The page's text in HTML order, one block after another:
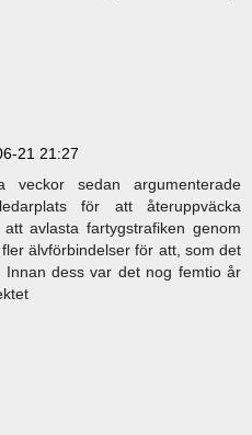
21 21:27
sedan argumenterade
för att återuppväcka
avlasta fartygstrafiken genom
älvförbindelser för att, som det
Innan dess var det nog femtio år